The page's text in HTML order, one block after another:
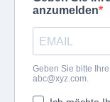
anzumelden
Geben Sie bitte
abc@xyz.com.